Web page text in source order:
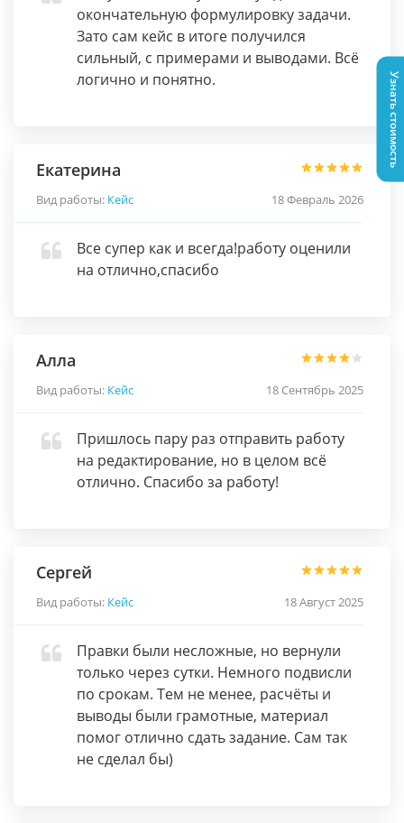
окончательную формулировку задачи.
Зато сам кейс в итоге получился
сильный, с примерами и выводами. Всё
логично и понятно.
Екатерина
Вид работы: Кейс 18 Февраль 2026
Все супер как и всегда!работу оценили
на отлично,спасибо
Алла
Вид работы: Кейс 18 Сентябрь 2025
Пришлось пару раз отправить работу
на редактирование, но в целом всё
отлично. Спасибо за работу!
Сергей
Вид работы: Кейс 18 Август 2025
Правки были несложные, но вернули
только через сутки. Немного подвисли
по срокам. Тем не менее, расчёты и
выводы были грамотные, материал
помог отлично сдать задание. Сам так
не сделал бы)
Узнать стоимость